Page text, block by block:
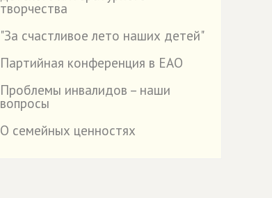
творчества
"За счастливое лето наших детей"
Партийная конференция в ЕАО
Проблемы инвалидов – наши
вопросы
О семейных ценностях